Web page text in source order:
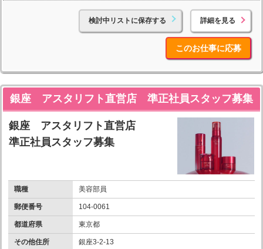
検討中リストに保存する 詳細を見る
このお仕事に応募
銀座 アスタリフト直営店 準正社員スタッフ募集
銀座 アスタリフト直営店
準正社員スタッフ募集
職種 美容部員
郵便番号 104-0061
都道府県 東京都
その他住所 銀座3-2-13